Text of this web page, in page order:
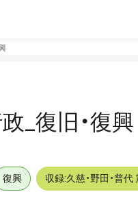
_復旧・復興
復興 収録:久慈・野田・普